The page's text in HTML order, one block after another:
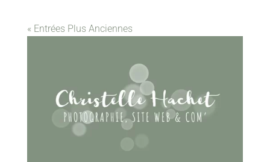
« Entrées Plus Anciennes